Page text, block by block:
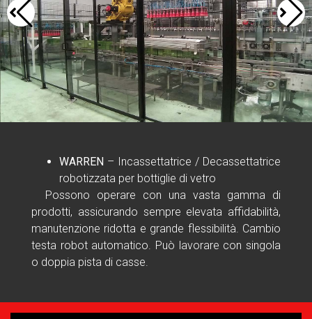
WARREN – Incassettatrice / Decassettatrice
robotizzata per bottiglie di vetro
Possono operare con una vasta gamma di
prodotti, assicurando sempre elevata affidabilità,
manutenzione ridotta e grande flessibilità. Cambio
testa robot automatico. Può lavorare con singola
o doppia pista di casse.